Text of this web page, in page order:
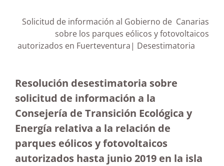
Solicitud de información al Gobierno de Canarias
sobre los parques eólicos y fotovoltaicos
autorizados en Fuerteventura| Desestimatoria
Resolución desestimatoria sobre
solicitud de información a la
Consejería de Transición Ecológica y
Energía relativa a la relación de
parques eólicos y fotovoltaicos
autorizados hasta junio 2019 en la isla